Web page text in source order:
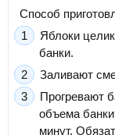
Способ
Яблоки
банки.
Заливают
Прогревают
объема
минут.